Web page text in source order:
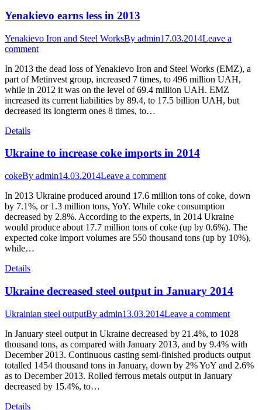
Yenakievo earns less in 2013
Yenakievo Iron and Steel WorksBy admin17.03.2014Leave a
comment
In 2013 the dead loss of Yenakievo Iron and Steel Works (EMZ), a
part of Metinvest group, increased 7 times, to 496 million UAH,
while in 2012 it was on the level of 69.4 million UAH. EMZ
increased its current liabilities by 89.4, to 17.5 billion UAH, but
decreased its longterm ones 8 times, to…
Details
Ukraine to increase coke imports in 2014
cokeBy admin14.03.2014Leave a comment
In 2013 Ukraine produced around 17.6 million tons of coke, down
by 7.1%, or 1.3 million tons, YoY. While coke consumption
decreased by 2.8%. According to the experts, in 2014 Ukraine
would produce about 17.7 million tons of coke (up by 0.6%). The
expected coke import volumes are 550 thousand tons (up by 10%),
while…
Details
Ukraine decreased steel output in January 2014
Ukrainian steel outputBy admin13.03.2014Leave a comment
In January steel output in Ukraine decreased by 21.4%, to 1028
thousand tons, as compared with January 2013, and by 9.4% with
December 2013. Continuous casting semi-finished products output
totalled 1454 thousand tons in January, down by 2% YoY and 2.6%
as to December 2013. Rolled ferrous metals output in January
decreased by 15.4%, to…
Details